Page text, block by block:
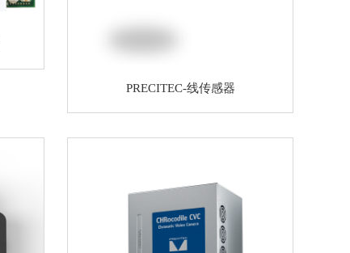
PRECITEC-线传感器